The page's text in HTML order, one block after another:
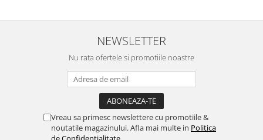
NEWSLETTER
Nu rata ofertele si promotiile noastre
Vreau sa primesc newslettere cu promotiile &
noutatile magazinului. Afla mai multe in Politica